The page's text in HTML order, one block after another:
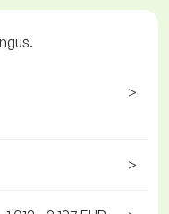
>
>